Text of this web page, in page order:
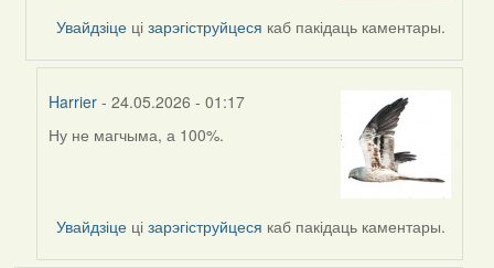
V
Увайдзіце цізарэгіструйцеся каб пакідаць каментары.
Harrier - 24.05.2026 - 01:17
In
Юлія
С.К.
Ну не магчыма, а 100%.
Увайдзіце цізарэгіструйцеся каб пакідаць каментары.